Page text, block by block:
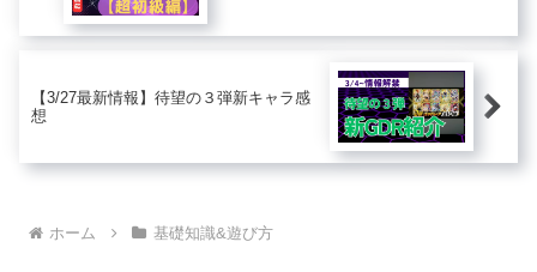
【3/27最新情報】待望の３弾新キャラ感
想
ホーム 基礎知識&遊び方